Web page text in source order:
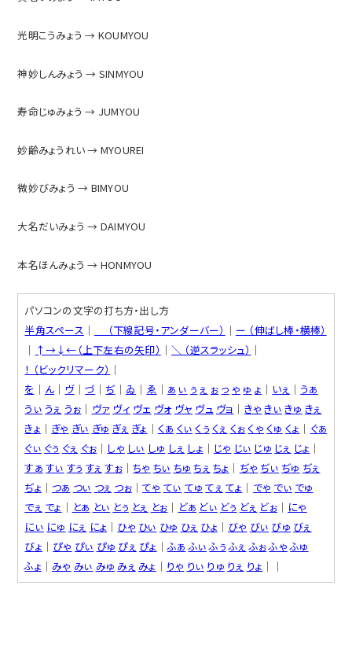
光明こうみょう → KOUMYOU
神妙しんみょう → SINMYOU
寿命じゅみょう → JUMYOU
妙齢みょうれい → MYOUREI
微妙びみょう → BIMYOU
大名だいみょう → DAIMYOU
本名ほんみょう → HONMYOU
パソコンの文字の打ち方・出し方
半角スペース │ ＿ （下線記号・アンダーバー） │ ー （伸ばし棒・横棒）
│ ↑→↓←（上下左右の矢印） │＼ （逆スラッシュ） │
！ （ビックリマーク） │
を │ ん│ ヴ│ づ │ ぢ │ ゐ │ ゑ │ ぁ ぃ ぅ ぇ ぉ っ ゃ ゅ ょ │ いぇ │ うぁ
うぃ うぇ うぉ │ ヴァ ヴィ ヴェ ヴォ ヴャ ヴュ ヴョ │ きゃ きぃ きゅ きぇ
きょ │ ぎゃ ぎぃ ぎゅ ぎぇ ぎょ │ くぁ くぃ くぅ くぇ くぉくゃ くゅ くょ │ ぐぁ
ぐぃ ぐぅ ぐぇ ぐぉ │ しゃ しぃ しゅ しぇ しょ │ じゃ じぃ じゅ じぇ じょ │
すぁ すぃ すぅ すぇ すぉ│ちゃ ちぃ ちゅ ちぇ ちょ │ ぢゃ ぢぃ ぢゅ ぢぇ
ぢょ │ つぁ つぃ つぇ つぉ│てゃ てぃ てゅ てぇ てょ │ でゃ でぃ でゅ
でぇ でょ │ とぁ とぃ とぅ とぇ とぉ │ どぁ どぃ どぅ どぇ どぉ│ にゃ
にぃ にゅ にぇ にょ │ ひゃ ひぃ ひゅ ひぇ ひょ │ びゃ びぃ びゅ びぇ
びょ │ ぴゃ ぴぃ ぴゅ ぴぇ ぴょ │ふぁ ふぃ ふぅ ふぇ ふぉふゃ ふゅ
ふょ │ みゃ みぃ みゅ みぇ みょ │ りゃ りぃ りゅ りぇ りょ ││